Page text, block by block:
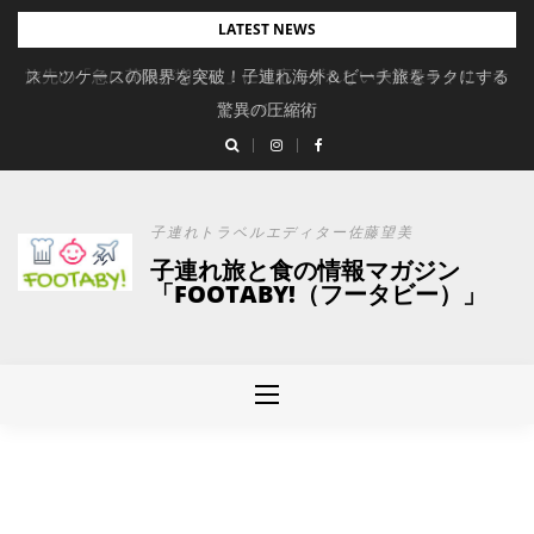
Skip
content
LATEST NEWS
旅先の「急に荷物が増えた」に対応。ずれない大容量キャリーオ
ンバッグ
スーツケースの限界を突破！子連れ海外＆ビーチ旅をラクにする
驚異の圧縮術
子連れトラベルエディター佐藤望美
子連れ旅と食の情報マガジン
「FOOTABY!（フータビー）」